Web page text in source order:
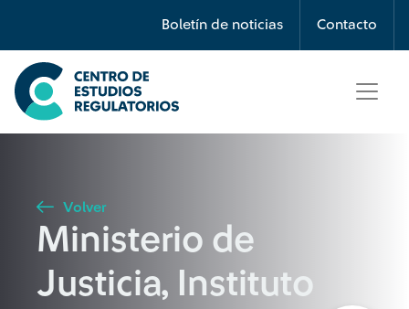
Boletín de noticias Contacto
Búsqueda
Seleccione país
Buscar
Volver
Ministerio de
Justicia, Instituto